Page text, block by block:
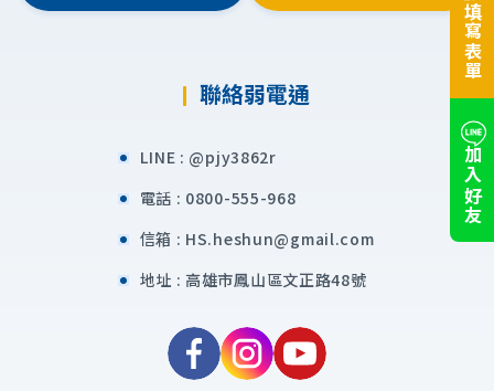
填寫表單
加入好友
聯絡弱電通
LINE : @pjy3862r
電話 : 0800-555-968
信箱 : HS.heshun@gmail.com
地址 :高雄市鳳山區文正路48號